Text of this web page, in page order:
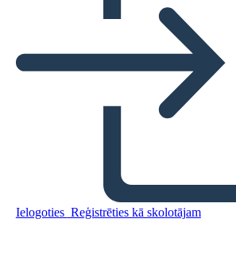
Ielogoties Reģistrēties kā skolotājam